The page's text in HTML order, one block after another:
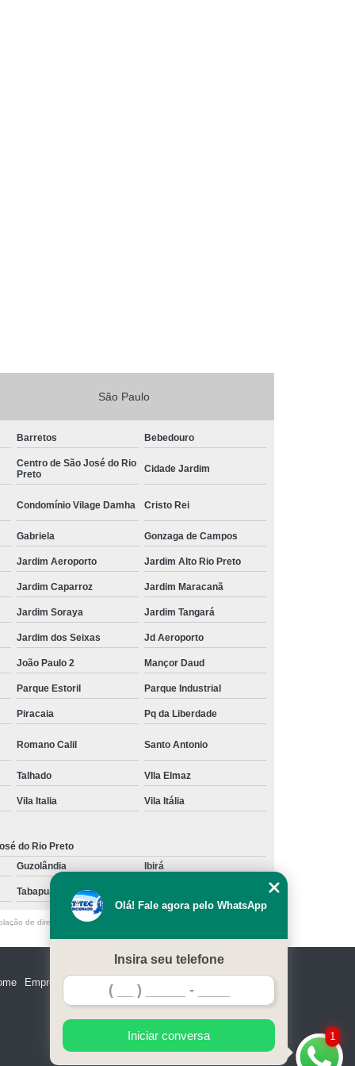
São Paulo
Barretos Bebedouro
Centro de São José do Rio
Preto
Cidade Jardim
Condomínio Vilage Damha Cristo Rei
Gabriela Gonzaga de Campos
Jardim Aeroporto Jardim Alto Rio Preto
Jardim Caparroz Jardim Maracanã
Jardim Soraya Jardim Tangará
Jardim dos Seixas Jd Aeroporto
João Paulo 2 Mançor Daud
Parque Estoril Parque Industrial
Piracaia Pq da Liberdade
Romano Calil Santo Antonio
Talhado VIla Elmaz
Vila Italia Vila Itália
do Rio Preto
Guzolândia Ibirá
Tabapuã
de direito autoral – artigo 184 do Código Penal –
Empresa Serviços
1
Olá! Fale agora pelo WhatsApp
Insira seu telefone
Iniciar conversa